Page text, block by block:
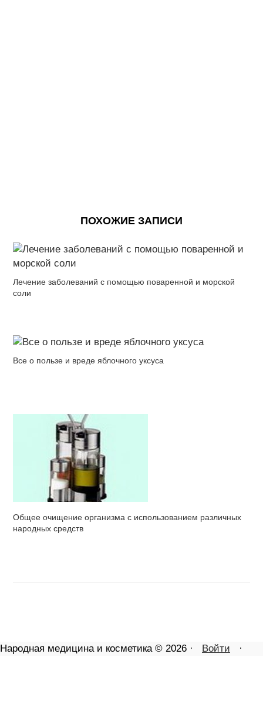
ПОХОЖИЕ ЗАПИСИ
Лечение заболеваний с помощью поваренной и морской
соли
Все о пользе и вреде яблочного уксуса
Общее очищение организма с использованием различных
народных средств
Народная медицина и косметика © 2026 · Войти ·